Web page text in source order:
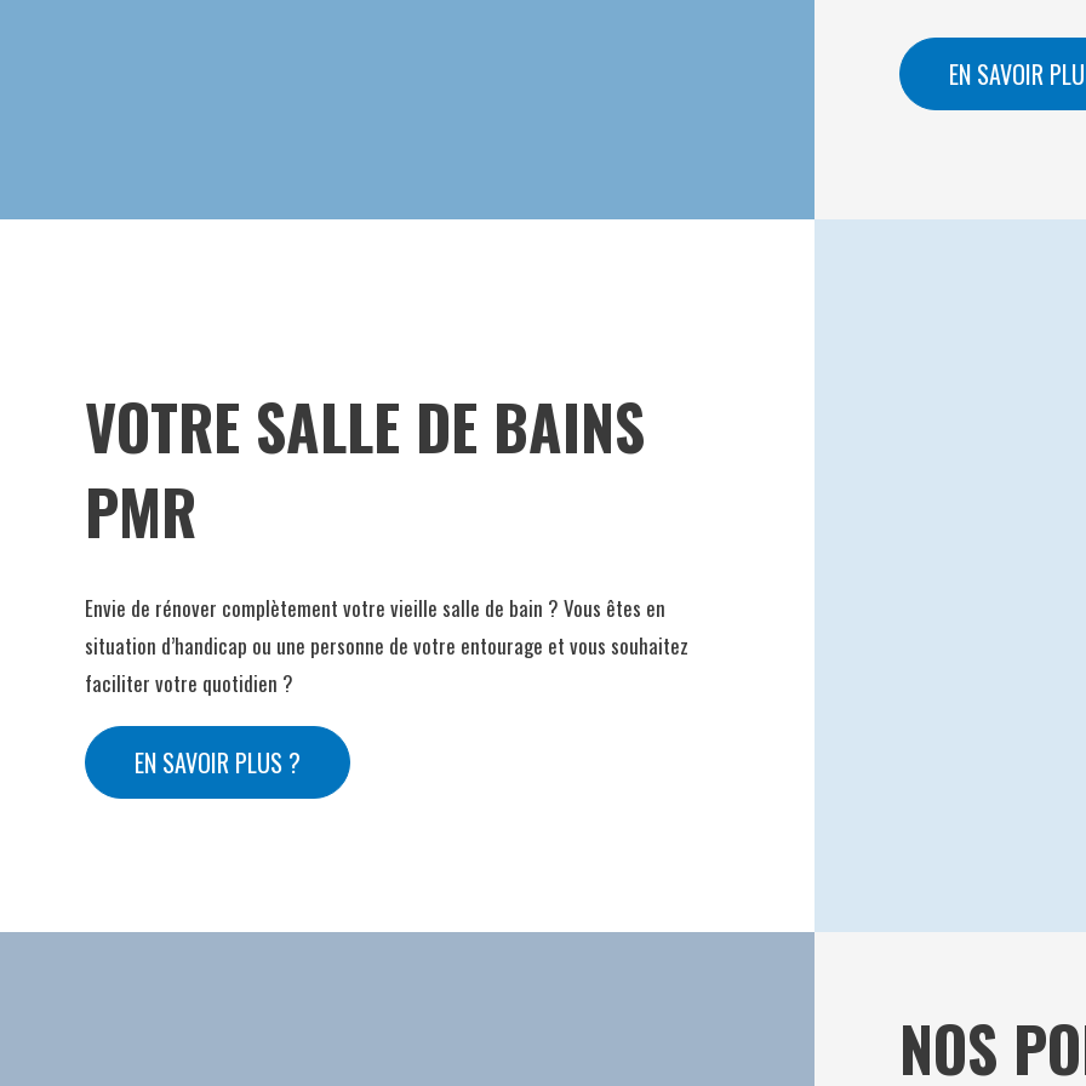
EN SAVOIR
VOTRE SALLE DE BAINS
PMR
Envie de rénover complètement votre vieille salle de bain ? Vous êtes en
situation d’handicap ou une personne de votre entourage et vous souhaitez
faciliter votre quotidien ?
EN SAVOIR PLUS ?
NOS